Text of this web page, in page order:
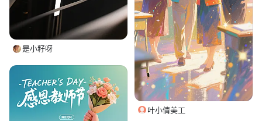
是小籽呀
叶小倩美工